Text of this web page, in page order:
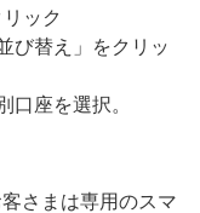
ック
び替え」をクリッ
座を選択。
さまは専用のスマ